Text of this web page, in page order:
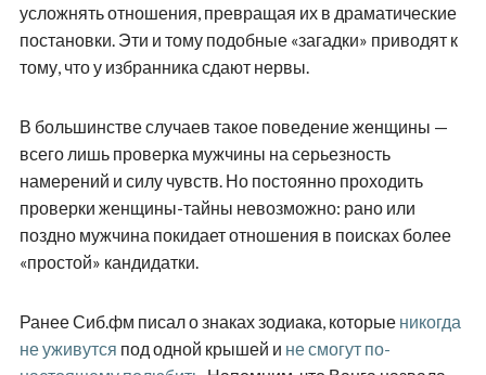
усложнять отношения, превращая их в драматические
постановки. Эти и тому подобные «загадки» приводят к
тому, что у избранника сдают нервы.
В большинстве случаев такое поведение женщины —
всего лишь проверка мужчины на серьезность
намерений и силу чувств. Но постоянно проходить
проверки женщины-тайны невозможно: рано или
поздно мужчина покидает отношения в поисках более
«простой» кандидатки.
Ранее Сиб.фм писал о знаках зодиака, которые никогда
не уживутся под одной крышей и не смогут по-